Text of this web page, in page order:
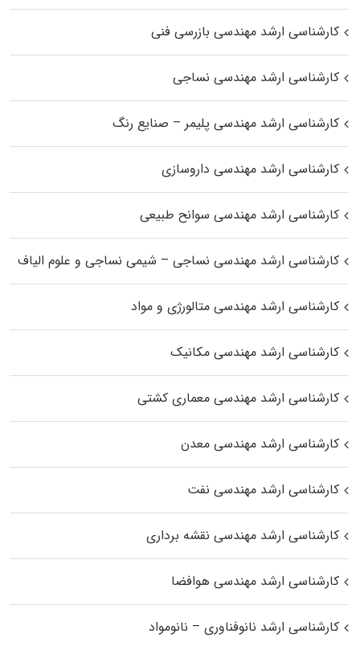
کارشناسی ارشد مهندسی بازرسی فنی
کارشناسی ارشد مهندسی نساجی
کارشناسی ارشد مهندسی پلیمر – صنایع رنگ
کارشناسی ارشد مهندسی داروسازی
کارشناسی ارشد مهندسی سوانح طبیعی
کارشناسی ارشد مهندسی نساجی – شیمی نساجی و علوم الیاف
کارشناسی ارشد مهندسی متالورژی و مواد
کارشناسی ارشد مهندسی مکانیک
کارشناسی ارشد مهندسی معماری کشتی
کارشناسی ارشد مهندسی معدن
کارشناسی ارشد مهندسی نفت
کارشناسی ارشد مهندسی نقشه برداری
کارشناسی ارشد مهندسی هوافضا
کارشناسی ارشد نانوفناوری – نانومواد